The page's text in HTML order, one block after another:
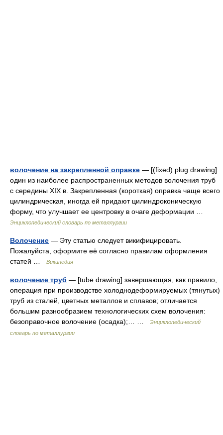
волочение на закрепленной оправке — [(fixed) plug drawing]
один из наиболее распространенных методов волочения труб
с середины XIX в. Закрепленная (короткая) оправка чаще всего
цилиндрическая, иногда ей придают цилиндроконическую
форму, что улучшает ее центровку в очаге деформации …
Энциклопедический словарь по металлургии
Волочение — Эту статью следует викифицировать.
Пожалуйста, оформите её согласно правилам оформления
статей …
Википедия
волочение труб — [tube drawing] завершающая, как правило,
операция при производстве холоднодеформируемых (тянутых)
труб из сталей, цветных металлов и сплавов; отличается
большим разнообразием технологических схем волочения:
безоправочное волочение (осадка);… …
Энциклопедический
словарь по металлургии